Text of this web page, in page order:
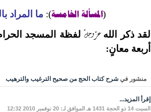
(المسألة الخامسة): ما المراد
لقد ذكر اللهعزّ وجلّ لفظة المسجد
أربعة معانٍ:
منشور في شرح كتاب الحج من صحيح الترغيب والترهيب
إقرأ المزيد...
السبت 14 ذو الحجة 1431 هـ الموافق لـ: 20 نوفمبر 2010 12:32